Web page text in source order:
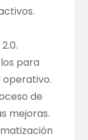
para
de
mejoras.